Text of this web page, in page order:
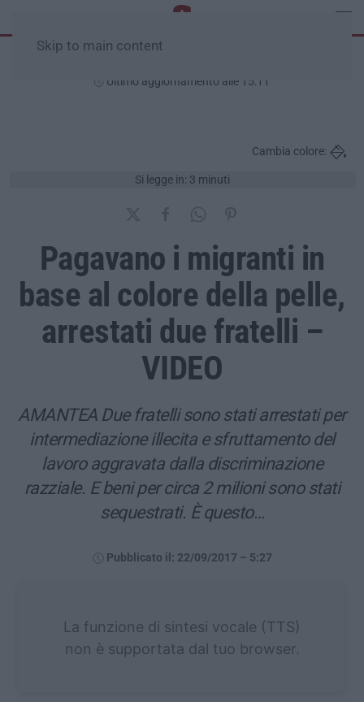
Skip to main content
Ultimo aggiornamento alle 15:11
Si legge in: 3 minuti
Cambia colore:
Pagavano i migranti in
base al colore della pelle,
arrestati due fratelli –
VIDEO
AMANTEA Due fratelli sono stati arrestati per
intermediazione illecita e sfruttamento del
lavoro aggravata dalla discriminazione
razziale. E beni per circa 2 milioni sono stati
sequestrati. È questo…
Pubblicato il: 22/09/2017 – 5:27
La funzione di sintesi vocale (TTS)
non è supportata dal tuo browser.